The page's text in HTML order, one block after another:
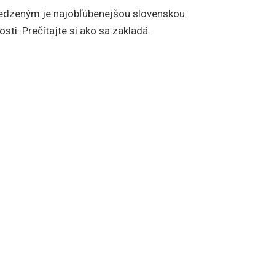
je najobľúbenejšou slovenskou
Prečítajte si ako sa zakladá.